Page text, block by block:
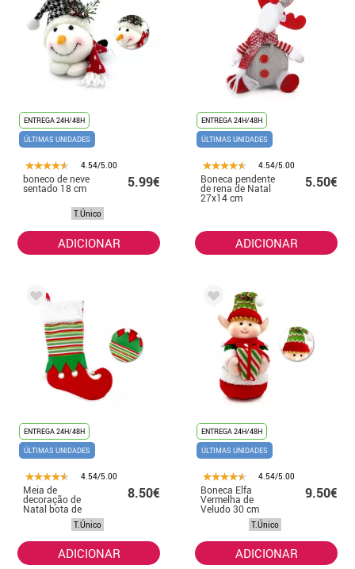
ENTREGA 24H/48H
ÚLTIMAS UNIDADES
4.54/5.00
boneco de neve
sentado 18 cm 5.99€
T.Único
ADICIONAR
ENTREGA 24H/48H
ÚLTIMAS UNIDADES
4.54/5.00
Boneca pendente
de rena de Natal
27x14 cm
5.50€
ADICIONAR
ENTREGA 24H/48H
ÚLTIMAS UNIDADES
4.54/5.00
Meia de
decoração de
Natal bota de
duende 46 cm
8.50€
T.Único
ADICIONAR
ENTREGA 24H/48H
ÚLTIMAS UNIDADES
4.54/5.00
Boneca Elfa
Vermelha de
Veludo 30 cm
9.50€
T.Único
ADICIONAR